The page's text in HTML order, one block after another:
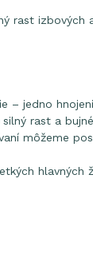
rast izbových
– jedno
rast a
môžeme
hlavných